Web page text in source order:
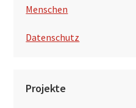
Menschen
Datenschutz
Projekte